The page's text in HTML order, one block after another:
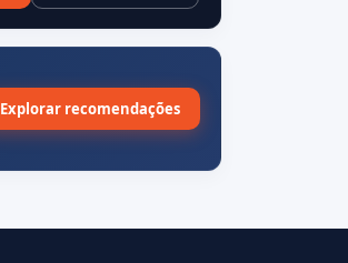
Explorar recomendações